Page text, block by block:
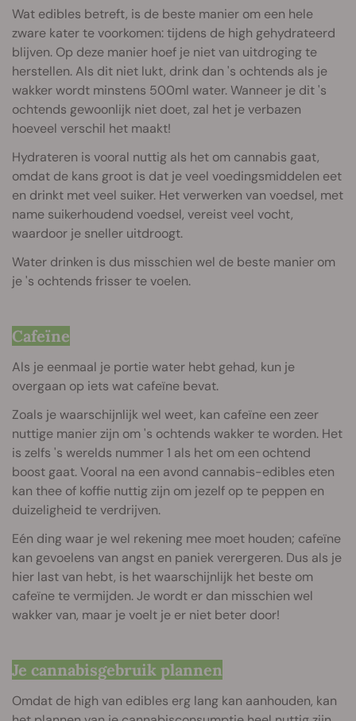
Wat edibles betreft, is de beste manier om een hele
zware kater te voorkomen: tijdens de high gehydrateerd
blijven. Op deze manier hoef je niet van uitdroging te
herstellen. Als dit niet lukt, drink dan 's ochtends als je
wakker wordt minstens 500ml water. Wanneer je dit 's
ochtends gewoonlijk niet doet, zal het je verbazen
hoeveel verschil het maakt!
Hydrateren is vooral nuttig als het om cannabis gaat,
omdat de kans groot is dat je veel voedingsmiddelen eet
en drinkt met veel suiker. Het verwerken van voedsel, met
name suikerhoudend voedsel, vereist veel vocht,
waardoor je sneller uitdroogt.
Water drinken is dus misschien wel de beste manier om
je 's ochtends frisser te voelen.
Cafeïne
Als je eenmaal je portie water hebt gehad, kun je
overgaan op iets wat cafeïne bevat.
Zoals je waarschijnlijk wel weet, kan cafeïne een zeer
nuttige manier zijn om 's ochtends wakker te worden. Het
is zelfs 's werelds nummer 1 als het om een ochtend
boost gaat. Vooral na een avond cannabis-edibles eten
kan thee of koffie nuttig zijn om jezelf op te peppen en
duizeligheid te verdrijven.
Eén ding waar je wel rekening mee moet houden; cafeïne
kan gevoelens van angst en paniek verergeren. Dus als je
hier last van hebt, is het waarschijnlijk het beste om
cafeïne te vermijden. Je wordt er dan misschien wel
wakker van, maar je voelt je er niet beter door!
Je cannabisgebruik plannen
Omdat de high van edibles erg lang kan aanhouden, kan